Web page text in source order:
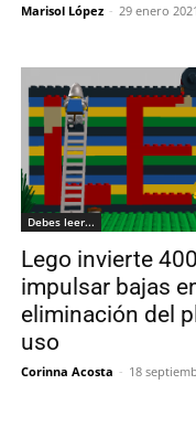
Marisol López - 29 enero 2021
Debes leer...
Lego invierte
impulsar bajas
eliminación del
uso
Corinna Acosta - 18